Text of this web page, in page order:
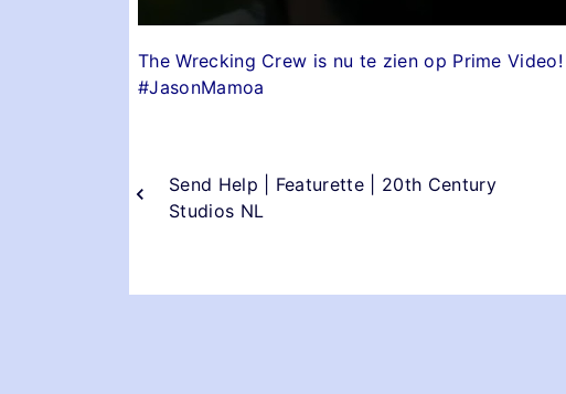
The Wrecking Crew is nu te zien op Prime Video!
#JasonMamoa
Send Help | Featurette | 20th Century
Studios NL